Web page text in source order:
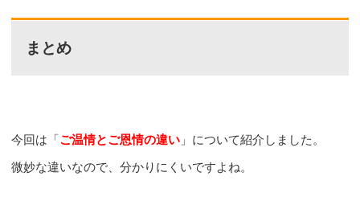
まとめ
今回は「ご温情とご恩情の違い 」について紹介しました。
微妙な違いなので、分かりにくいですよね。